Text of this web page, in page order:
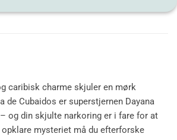
caribisk charme skjuler en mørk
de Cubaidos er superstjernen Dayana
og din skjulte narkoring er i fare for at
mysteriet må du efterforske